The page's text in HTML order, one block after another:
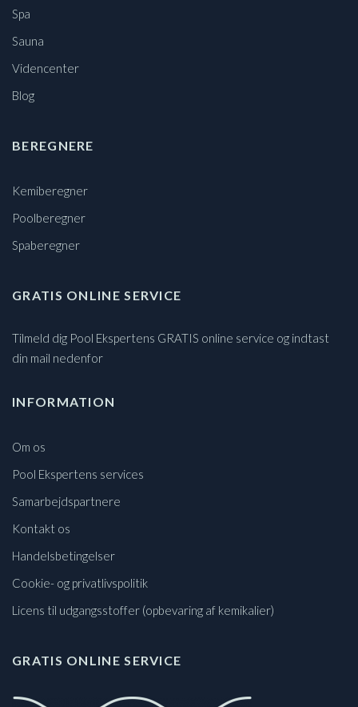
Spa
Sauna
Videncenter
Blog
BEREGNERE
Kemiberegner
Poolberegner
Spaberegner
GRATIS ONLINE SERVICE
Tilmeld dig Pool Ekspertens GRATIS online service og indtast
din mail nedenfor
INFORMATION
Om os
Pool Ekspertens services
Samarbejdspartnere
Kontakt os
Handelsbetingelser
Cookie- og privatlivspolitik
Licens til udgangsstoffer (opbevaring af kemikalier)
GRATIS ONLINE SERVICE